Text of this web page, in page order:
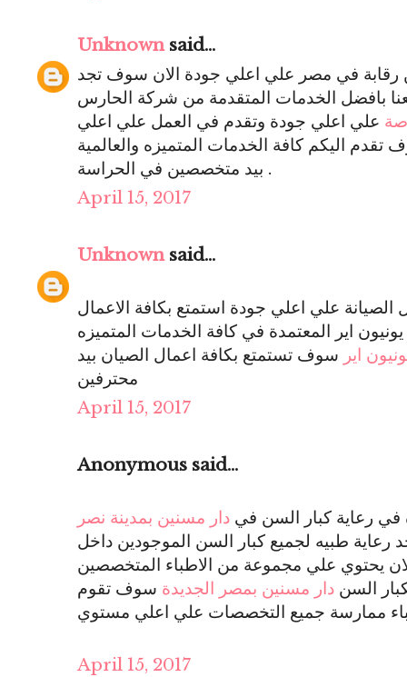
Unknownsaid...
رقابة في مصر علي اعلي جودة الان سوف تجد
بافضل الخدمات المتقدمة من شركة الحارس
علي اعلي جودة وتقدم في العمل علي اعلي
اليكم كافة الخدمات المتميزه والعالمية
بيد متخصصين في الحراسة .
April 15, 2017
Unknownsaid...
علي اعلي جودة استمتع بكافة الاعمال
اير المعتمدة في كافة الخدمات المتميزه
اير سوف تستمتع بكافة اعمال الصيان بيد
محترفين
April 15, 2017
Anonymous said...
رعاية كبار السن في دار مسنين بمدينة نصر
رعاية طبيه لجميع كبار السن الموجودين داخل
يحتوي علي مجموعة من الاطباء المتخصصين
السن دار مسنين بمصر الجديدة سوف تقوم
April 15, 2017